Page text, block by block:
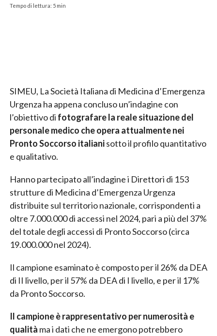
Tempo di lettura: 5 min
SIMEU, La Società Italiana di Medicina d’Emergenza
Urgenza ha appena concluso un’indagine con
l’obiettivo di fotografare la reale situazione del
personale medico che opera attualmente nei
Pronto Soccorso italianisotto il profilo quantitativo
e qualitativo.
Hanno partecipato all’indagine i Direttori di 153
strutture di Medicina d’Emergenza Urgenza
distribuite sul territorio nazionale, corrispondenti a
oltre 7.000.000 di accessi nel 2024, pari a più del 37%
del totale degli accessi di Pronto Soccorso (circa
19.000.000 nel 2024).
Il campione esaminato è composto per il 26% da DEA
di II livello, per il 57% da DEA di I livello, e per il 17%
da Pronto Soccorso.
Il campione è rappresentativo per numerosità e
qualità ma i dati che ne emergono potrebbero